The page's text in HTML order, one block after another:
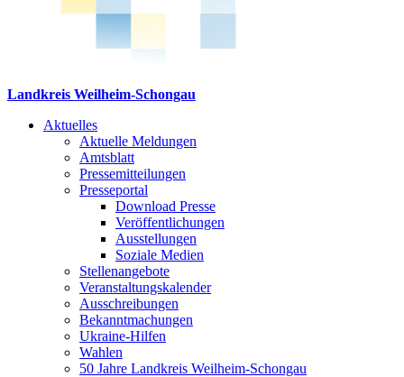
Landkreis Weilheim-Schongau
Aktuelles
Aktuelle Meldungen
Amtsblatt
Pressemitteilungen
Presseportal
Download Presse
Veröffentlichungen
Ausstellungen
Soziale Medien
Stellenangebote
Veranstaltungskalender
Ausschreibungen
Bekanntmachungen
Ukraine-Hilfen
Wahlen
50 Jahre Landkreis Weilheim-Schongau